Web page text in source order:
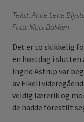
Tekst: Anne Lene
Foto: Mats Bakken
Det er to skikkelig
en høstdag i slutten
Ingrid Astrup var
av Eikeli
veldig lærerik og
de hadde forestilt